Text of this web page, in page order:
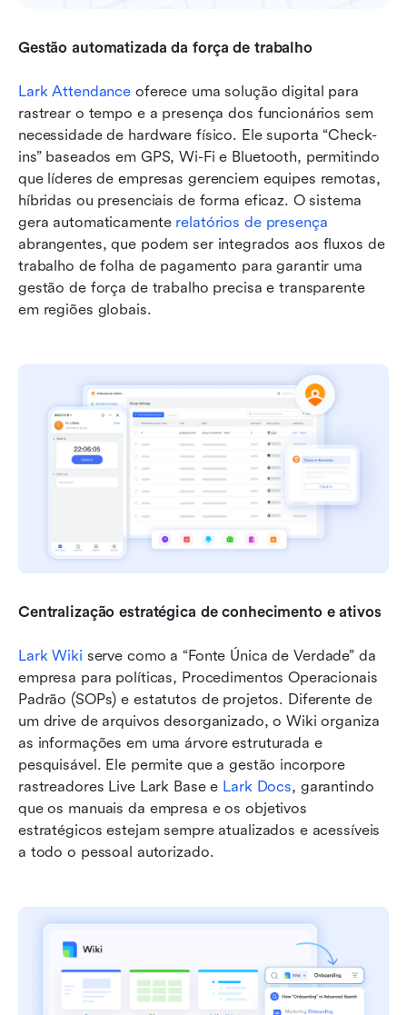
Gestão automatizada da força de trabalho
Lark Attendance oferece uma solução digital para
rastrear o tempo e a presença dos funcionários sem
necessidade de hardware físico. Ele suporta “Check-
ins” baseados em GPS, Wi-Fi e Bluetooth, permitindo
que líderes de empresas gerenciem equipes remotas,
híbridas ou presenciais de forma eficaz. O sistema
gera automaticamente relatórios de presença
abrangentes, que podem ser integrados aos fluxos de
trabalho de folha de pagamento para garantir uma
gestão de força de trabalho precisa e transparente
em regiões globais.
Centralização estratégica de conhecimento e ativos
Lark Wiki serve como a “Fonte Única de Verdade” da
empresa para políticas, Procedimentos Operacionais
Padrão (SOPs) e estatutos de projetos. Diferente de
um drive de arquivos desorganizado, o Wiki organiza
as informações em uma árvore estruturada e
pesquisável. Ele permite que a gestão incorpore
rastreadores Live Lark Base e Lark Docs, garantindo
que os manuais da empresa e os objetivos
estratégicos estejam sempre atualizados e acessíveis
a todo o pessoal autorizado.